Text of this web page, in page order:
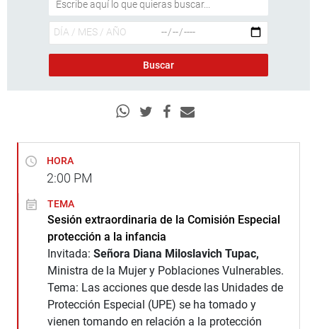
HORA
2:00 PM
TEMA
Sesión extraordinaria de la Comisión Especial
protección a la infancia
Invitada: Señora Diana Miloslavich Tupac,
Ministra de la Mujer y Poblaciones Vulnerables.
Tema: Las acciones que desde las Unidades de
Protección Especial (UPE) se ha tomado y
vienen tomando en relación a la protección